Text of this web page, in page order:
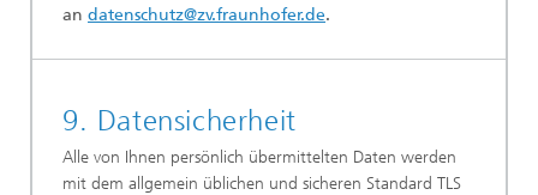
an datenschutz@zv.fraunhofer.de.
9. Datensicherheit
Alle von Ihnen persönlich übermittelten Daten werden
mit dem allgemein üblichen und sicheren Standard TLS